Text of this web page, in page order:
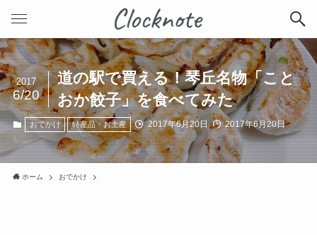
道の駅で買える！琴丘名物「こと
おか餃子」を食べてみた
2017
6/20
おでかけ 特産品・お土産 2017年6月20日 2017年6月20日
ホーム おでかけ